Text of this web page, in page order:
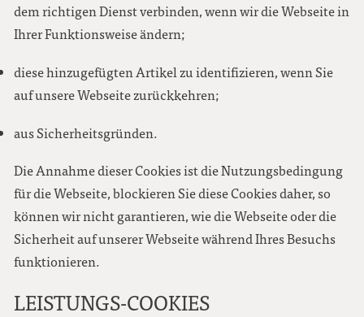
dem richtigen Dienst verbinden, wenn wir die Webseite in
Ihrer Funktionsweise ändern;
diese hinzugefügten Artikel zu identifizieren, wenn Sie
auf unsere Webseite zurückkehren;
aus Sicherheitsgründen.
Die Annahme dieser Cookies ist die Nutzungsbedingung
für die Webseite, blockieren Sie diese Cookies daher, so
können wir nicht garantieren, wie die Webseite oder die
Sicherheit auf unserer Webseite während Ihres Besuchs
funktionieren.
LEISTUNGS-COOKIES